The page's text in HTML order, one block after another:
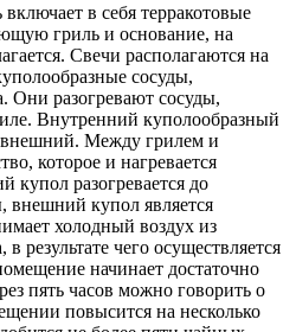
в себя терракотовые
гриль и основание, на
Свечи располагаются на
сосуды,
Они разогревают сосуды,
Внутренний куполообразный
внешний. Между грилем и
которое и нагревается
купол разогревается до
внешний купол является
холодный воздух из
результате чего осуществляется
начинает достаточно
пять часов можно говорить о
повысится на несколько